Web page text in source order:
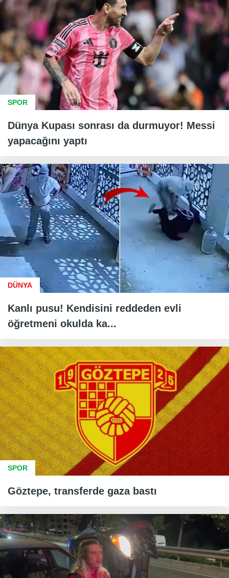
SPOR
Dünya Kupası sonrası da durmuyor! Messi
yapacağını yaptı
DÜNYA
Kanlı pusu! Kendisini reddeden evli
öğretmeni okulda ka...
SPOR
Göztepe, transferde gaza bastı